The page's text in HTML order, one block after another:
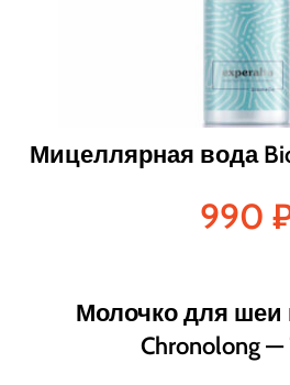
Мицеллярная вода
990
Молочко для шеи
Chronolong